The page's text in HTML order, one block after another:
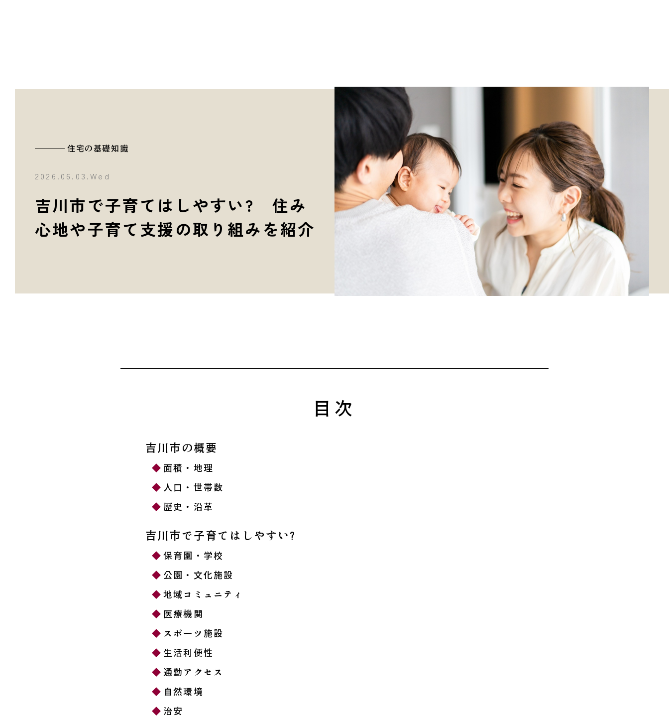
住宅の基礎知識
2026.06.03.Wed
吉川市で子育てはしやすい? 住み
心地や子育て支援の取り組みを紹介
目次
吉川市の概要
面積・地理
人口・世帯数
歴史・沿革
吉川市で子育てはしやすい?
保育園・学校
公園・文化施設
地域コミュニティ
医療機関
スポーツ施設
生活利便性
通勤アクセス
自然環境
治安